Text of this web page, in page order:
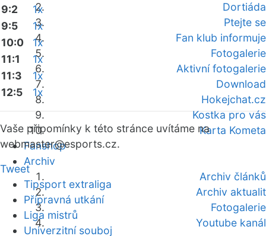
Dortiáda
Ptejte se
Fan klub informuje
Fotogalerie
Aktivní fotogalerie
Download
Hokejchat.cz
Kostka pro vás
Karta Kometa
Fanshop
Archiv
Archiv článků
Archiv aktualit
Fotogalerie
Youtube kanál
9:2
1x
9:5
1x
10:0
1x
11:1
1x
11:3
1x
12:5
1x
Vaše připomínky k této stránce uvítáme na
webmaster@esports.cz.
Tweet
Tipsport extraliga
Přípravná utkání
Liga mistrů
Univerzitní souboj